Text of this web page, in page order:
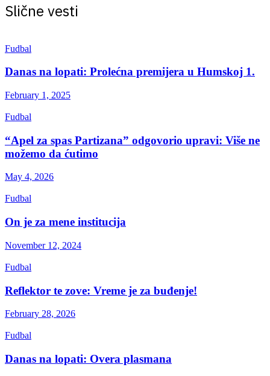
Slične vesti
Fudbal
Danas na lopati: Prolećna premijera u Humskoj 1.
February 1, 2025
Fudbal
“Apel za spas Partizana” odgovorio upravi: Više ne
možemo da ćutimo
May 4, 2026
Fudbal
On je za mene institucija
November 12, 2024
Fudbal
Reflektor te zove: Vreme je za buđenje!
February 28, 2026
Fudbal
Danas na lopati: Overa plasmana